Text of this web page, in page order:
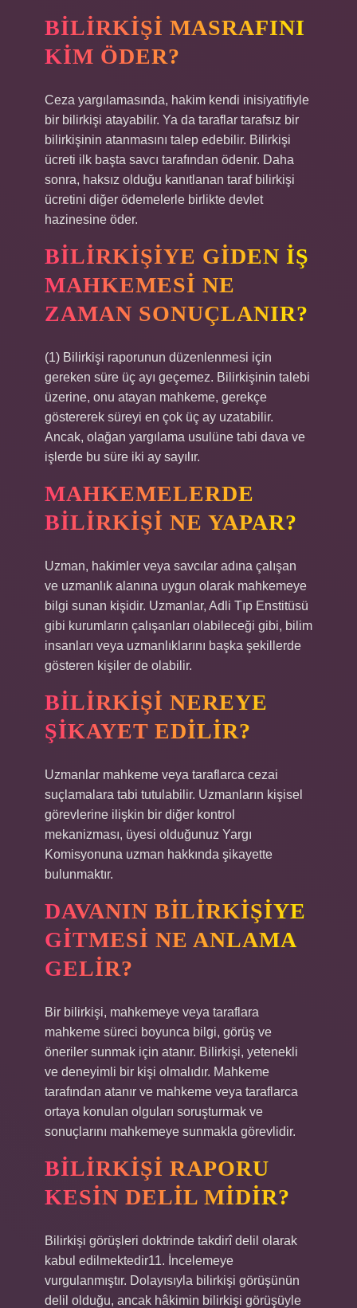
BILIRKIŞI MASRAFINI
KIM ÖDER?
Ceza yargılamasında, hakim kendi inisiyatifiyle
bir bilirkişi atayabilir. Ya da taraflar tarafsız bir
bilirkişinin atanmasını talep edebilir. Bilirkişi
ücreti ilk başta savcı tarafından ödenir. Daha
sonra, haksız olduğu kanıtlanan taraf bilirkişi
ücretini diğer ödemelerle birlikte devlet
hazinesine öder.
BILIRKIŞIYE GIDEN IŞ
MAHKEMESI NE
ZAMAN SONUÇLANIR?
(1) Bilirkişi raporunun düzenlenmesi için
gereken süre üç ayı geçemez. Bilirkişinin talebi
üzerine, onu atayan mahkeme, gerekçe
göstererek süreyi en çok üç ay uzatabilir.
Ancak, olağan yargılama usulüne tabi dava ve
işlerde bu süre iki ay sayılır.
MAHKEMELERDE
BILIRKIŞI NE YAPAR?
Uzman, hakimler veya savcılar adına çalışan
ve uzmanlık alanına uygun olarak mahkemeye
bilgi sunan kişidir. Uzmanlar, Adli Tıp Enstitüsü
gibi kurumların çalışanları olabileceği gibi, bilim
insanları veya uzmanlıklarını başka şekillerde
gösteren kişiler de olabilir.
BILIRKIŞI NEREYE
ŞIKAYET EDILIR?
Uzmanlar mahkeme veya taraflarca cezai
suçlamalara tabi tutulabilir. Uzmanların kişisel
görevlerine ilişkin bir diğer kontrol
mekanizması, üyesi olduğunuz Yargı
Komisyonuna uzman hakkında şikayette
bulunmaktır.
DAVANIN BILIRKIŞIYE
GITMESI NE ANLAMA
GELIR?
Bir bilirkişi, mahkemeye veya taraflara
mahkeme süreci boyunca bilgi, görüş ve
öneriler sunmak için atanır. Bilirkişi, yetenekli
ve deneyimli bir kişi olmalıdır. Mahkeme
tarafından atanır ve mahkeme veya taraflarca
ortaya konulan olguları soruşturmak ve
sonuçlarını mahkemeye sunmakla görevlidir.
BILIRKIŞI RAPORU
KESIN DELIL MIDIR?
Bilirkişi görüşleri doktrinde takdirî delil olarak
kabul edilmektedir11. İncelemeye
vurgulanmıştır. Dolayısıyla bilirkişi görüşünün
delil olduğu, ancak hâkimin bilirkişi görüşüyle ​​